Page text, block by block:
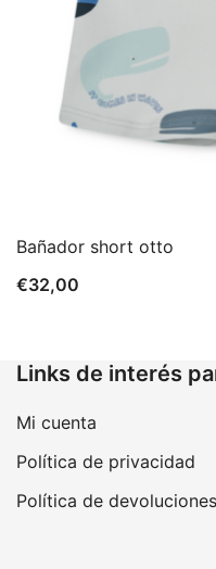
Bañador short otto
€32,00
Links de interés
Mi cuenta
Política de privacidad
Política de